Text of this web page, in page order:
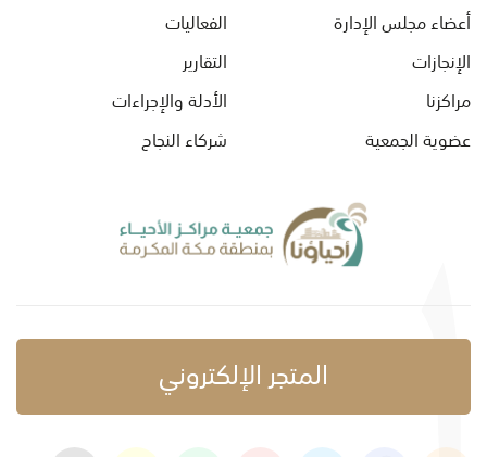
أعضاء مجلس الإدارة
الإنجازات
مراكزنا
عضوية الجمعية
الفعاليات
التقارير
الأدلة والإجراءات
شركاء النجاح
المتجر الإلكتروني